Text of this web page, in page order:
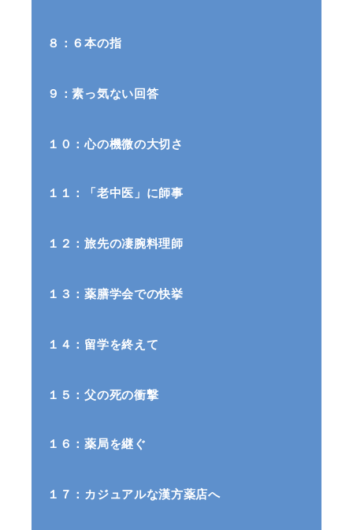
８：６本の指
９：素っ気ない回答
１０：心の機微の大切さ
１１：「老中医」に師事
１２：旅先の凄腕料理師
１３：薬膳学会での快挙
１４：留学を終えて
１５：父の死の衝撃
１６：薬局を継ぐ
１７：カジュアルな漢方薬店へ